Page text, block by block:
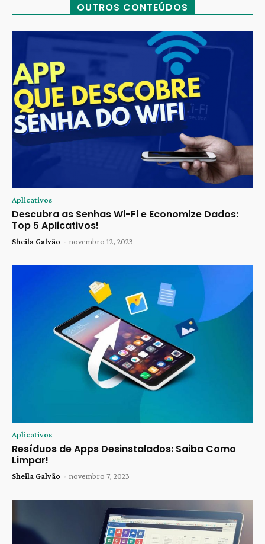
OUTROS CONTEÚDOS
Aplicativos
Descubra as Senhas Wi-Fi e Economize Dados:
Top 5 Aplicativos!
Sheila Galvão - novembro 12, 2023
Aplicativos
Resíduos de Apps Desinstalados: Saiba Como
Limpar!
Sheila Galvão - novembro 7, 2023